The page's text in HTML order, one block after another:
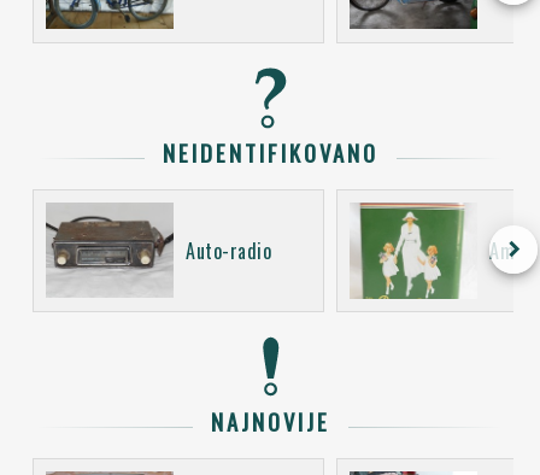
NEIDENTIFIKOVANO
Auto-radio keyboard_arrow_right
NAJNOVIJE